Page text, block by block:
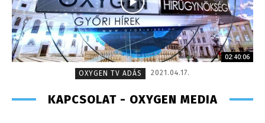
02:40:06
OXYGEN TV ADÁS
2021.04.17.
KAPCSOLAT - OXYGEN MEDIA